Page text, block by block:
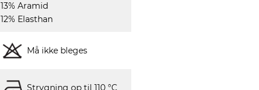
13% Aramid
12% Elasthan
Må ikke bleges
Strygning op til 110 °C